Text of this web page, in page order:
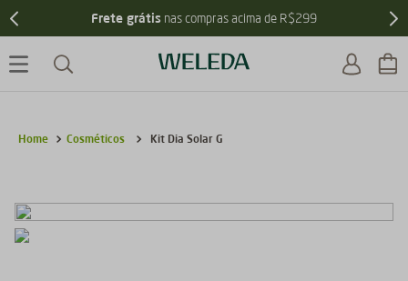
Frete grátisnas compras acima de R$299
Cosméticos Kit Dia Solar G